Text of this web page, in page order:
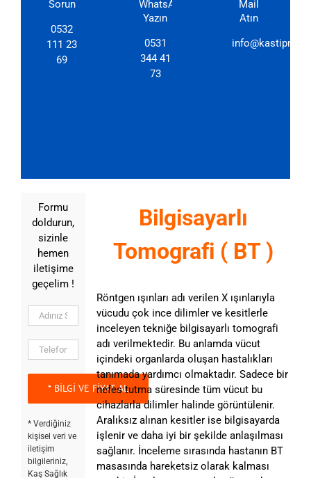
Sorun
0532
111 23
69
WhatsApp'dan
Yazın
0531
344 41
73
Mail
Atın
Formu
doldurun,
sizinle
hemen
iletişime
geçelim !
* Verdiğiniz
kişisel veri ve
iletişim
bilgileriniz,
Kaş Sağlık
Bilgisayarlı
Tomografi ( BT )
Röntgen ışınları adı verilen X ışınlarıyla
vücudu çok ince dilimler ve kesitlerle
inceleyen tekniğe bilgisayarlı tomografi
adı verilmektedir. Bu anlamda vücut
içindeki organlarda oluşan hastalıkları
tanımada yardımcı olmaktadır. Sadece bir
nefes tutma süresinde tüm vücut bu
cihazlarla dilimler halinde görüntülenir.
Aralıksız alınan kesitler ise bilgisayarda
işlenir ve daha iyi bir şekilde anlaşılması
sağlanır. İnceleme sırasında hastanın BT
masasında hareketsiz olarak kalması